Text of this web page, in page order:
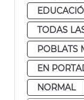
TODAS
POBLATS
EN
NORMAL